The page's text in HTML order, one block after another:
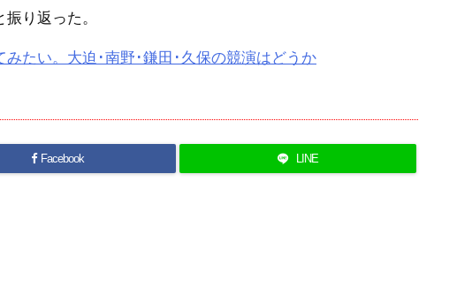
り返った。
たい。大迫･南野･鎌田･久保の競演はどうか
Facebook LINE